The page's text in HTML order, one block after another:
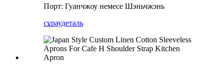
Порт: Гуанчжоу немесе Шэньчжэнь
сұраудеталь